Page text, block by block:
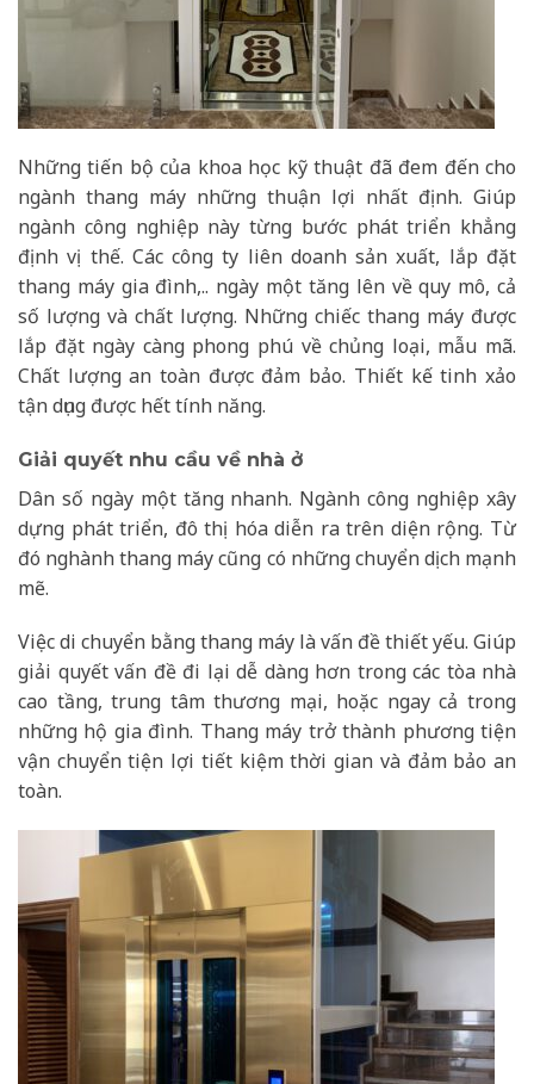
Những tiến bộ của khoa học kỹ thuật đã đem đến cho
ngành thang máy những thuận lợi nhất định. Giúp
ngành công nghiệp này từng bước phát triển khẳng
định vị thế. Các công ty liên doanh sản xuất, lắp đặt
thang máy gia đình,.. ngày một tăng lên về quy mô, cả
số lượng và chất lượng. Những chiếc thang máy được
lắp đặt ngày càng phong phú về chủng loại, mẫu mã.
Chất lượng an toàn được đảm bảo. Thiết kế tinh xảo
tận dụng được hết tính năng.
Giải quyết nhu cầu về nhà ở
Dân số ngày một tăng nhanh. Ngành công nghiệp xây
dựng phát triển, đô thị hóa diễn ra trên diện rộng. Từ
đó nghành thang máy cũng có những chuyển dịch mạnh
mẽ.
Việc di chuyển bằng thang máy là vấn đề thiết yếu. Giúp
giải quyết vấn đề đi lại dễ dàng hơn trong các tòa nhà
cao tầng, trung tâm thương mại, hoặc ngay cả trong
những hộ gia đình. Thang máy trở thành phương tiện
vận chuyển tiện lợi tiết kiệm thời gian và đảm bảo an
toàn.